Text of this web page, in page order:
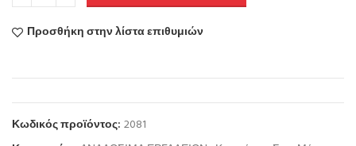
Προσθήκη στην λίστα επιθυμιών
Κωδικός προϊόντος: 2081